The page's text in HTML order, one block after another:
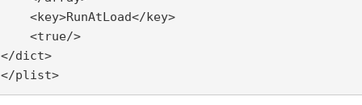
<key>RunAtLoad</key>
<true/>
</dict>
</plist>